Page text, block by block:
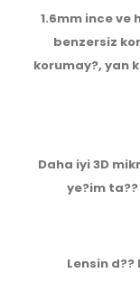
1.6mm ince ve
benzersiz
korumay?, yan
Daha iyi 3D
ye?im
Lensin